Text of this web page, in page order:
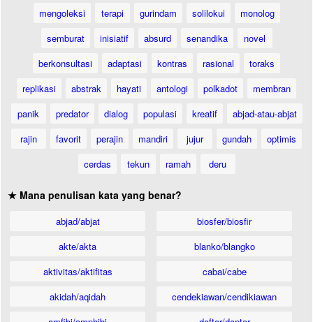
mengoleksi
terapi gurindam solilokui
monolog
semburat
inisiatif absurd senandika
novel
berkonsultasi
adaptasi kontras rasional
toraks
replikasi
abstrak hayati antologi polkadot
membran
panik
predator dialog populasi kreatif
abjad-atau-abjat
rajin
favorit perajin mandiri jujur gundah
optimis
cerdas
tekun ramah deru
★ Mana penulisan kata yang benar?
abjad/abjat
akte/akta
aktivitas/aktifitas
akidah/aqidah
biosfer/biosfir
blanko/blangko
cabai/cabe
cendekiawan/cendikiawan